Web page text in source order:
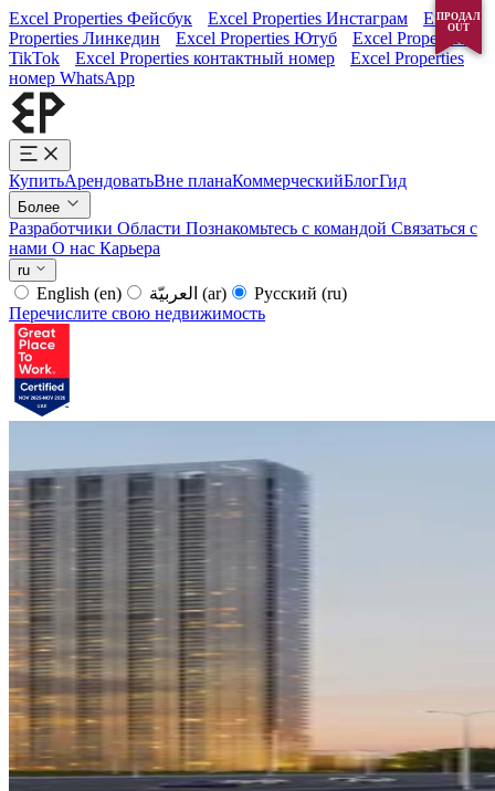
Excel Properties Фейсбук Excel Properties Инстаграм
Excel
Properties Линкедин
Excel Properties Ютуб
Excel Properties
TikTok
Excel Properties контактный номер
Excel Properties
номер WhatsApp
КупитьАрендоватьВне планаКоммерческийБлогГид
Более
Разработчики Области Познакомьтесь с командой Связаться с
нами О нас Карьера
ru
English (en) (ar) Русский (ru)
Перечислите свою недвижимость
ПРОДАЛ
OUT
ПРОДАЛ
OUT